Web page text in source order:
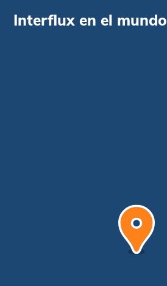
Interflux en el mundo